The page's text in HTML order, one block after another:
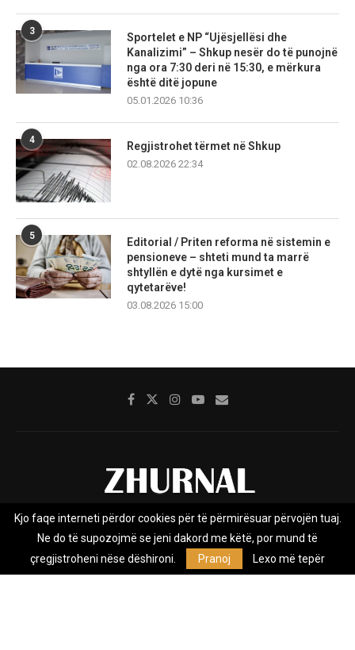
3
Sportelet e NP “Ujësjellësi dhe
Kanalizimi” – Shkup nesër do të punojnë
nga ora 7:30 deri në 15:30, e mërkura
është ditë jopune
05.01.2026 10:36
4
Regjistrohet tërmet në Shkup
02.08.2026 22:34
5
Editorial / Priten reforma në sistemin e
pensioneve – shteti mund ta marrë
shtyllën e dytë nga kursimet e
qytetarëve!
03.08.2026 15:00
Rreth nesh Impresumi Marketing
Kontakt
Privacy Policy
Zhurnal.mk është Agjenci e Lajmeve e pavarur, e themeluar në vitin
Kjo faqe interneti përdor cookies për të përmirësuar përvojën tuaj.
Ne do të supozojmë se jeni dakord me këtë, por mund të
çregjistroheni nëse dëshironi.
Pranoj Lexo më tepër